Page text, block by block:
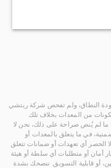
النطاق، ولم تفحص شركة ريتشي
من المعدات بخلاف تلك
ما لم يُنص صراحة على ذلك، نحن لا
في ما يتعلق بالمعدات أو
الحصر أي تعهدات أو ضمانات تتعلق
أمان أو متطلبات أي سلطة أو هيئة
أو قابلية التسويق. ننصحك بشدة